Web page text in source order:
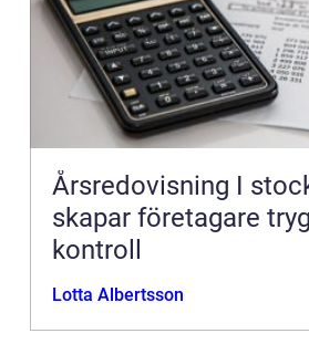
Årsredovisning I
skapar företagare
kontroll
Lotta Albertsson